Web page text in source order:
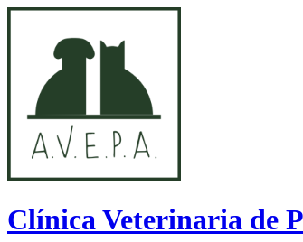
Clínica Veterinaria de